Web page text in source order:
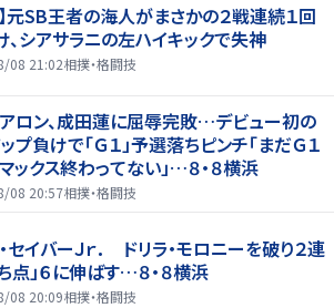
元SB王者の海人がまさかの２戦連続１回
、シアサラニの左ハイキックで失神
08 21:02相撲・格闘技
ロン、成田蓮に屈辱完敗…デビュー初の
プ負けで「Ｇ１」予選落ちピンチ「まだＧ１
ックス終わってない」…８・８横浜
08 20:57相撲・格闘技
セイバーＪｒ． ドリラ・モロニーを破り２連
点」６に伸ばす…８・８横浜
08 20:09相撲・格闘技